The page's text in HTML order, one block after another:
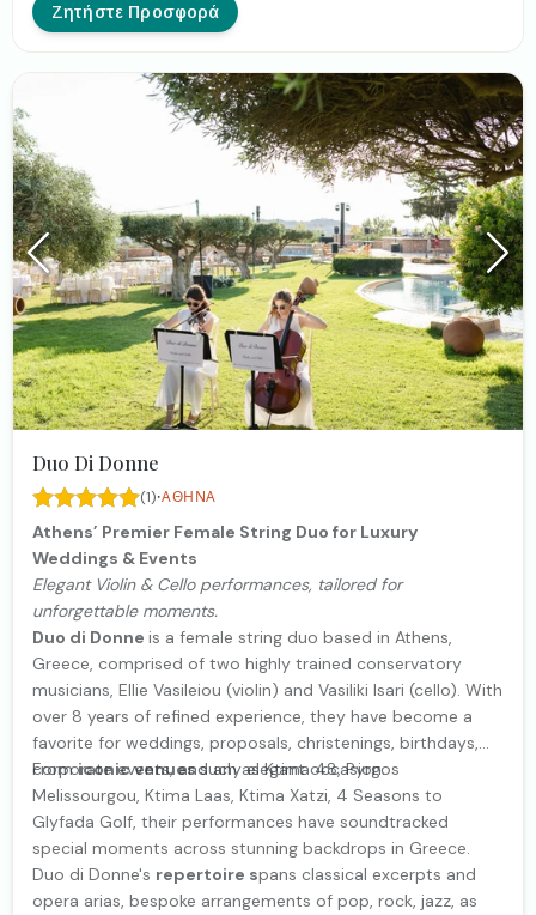
Ζητήστε Προσφορά
Duo Di Donne
(1)·ΑΘΉΝΑ
Athens’ Premier Female String Duo for Luxury
Weddings & Events
Elegant Violin & Cello performances, tailored for
unforgettable moments.
Duo di Donne is a female string duo based in Athens,
Greece, comprised of two highly trained conservatory
musicians, Ellie Vasileiou (violin) and Vasiliki Isari (cello). With
over 8 years of refined experience, they have become a
favorite for weddings, proposals, christenings, birthdays,
corporate events, and any elegant occasion.
Fromiconic venuessuch as Ktima 48, Pyrgos
Melissourgou, Ktima Laas, Ktima Xatzi, 4 Seasons to
Glyfada Golf, their performances have soundtracked
special moments across stunning backdrops in Greece.
Duo di Donne's repertoire spans classical excerpts and
opera arias, bespoke arrangements of pop, rock, jazz, as